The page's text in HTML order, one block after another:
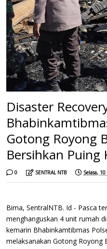
Disaster
Gotong Royong
Bersihkan Puing
0 SENTRAL NTB Selasa,
Bima, SentralNTB. Id - Pasca
menghanguskan 4 unit rumah
kemarin Bhabinkamtibmas
melaksanakan Gotong Royong